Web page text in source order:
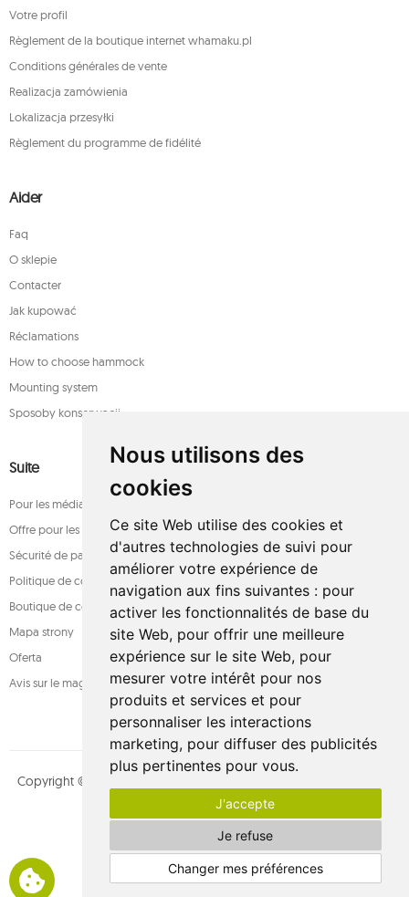
Nous utilisons des
cookies
Ce site Web utilise des cookies et
d'autres technologies de suivi pour
améliorer votre expérience de
navigation aux fins suivantes : pour
activer les fonctionnalités de base du
site Web, pour offrir une meilleure
expérience sur le site Web, pour
mesurer votre intérêt pour nos
produits et services et pour
personnaliser les interactions
marketing, pour diffuser des publicités
plus pertinentes pour vous.
J'accepte
Je refuse
Changer mes préférences
Votre profil
Règlement de la boutique internet whamaku.pl
Conditions générales de vente
Realizacja zamówienia
Lokalizacja przesyłki
Règlement du programme de fidélité
Aider
Faq
O sklepie
Contacter
Jak kupować
Réclamations
How to choose hammock
Mounting system
Sposoby konserwacji
Suite
Pour les médias
Offre pour les entreprises
Sécurité de paiement
Politique de confidentialité
Boutique de confiance
Mapa strony
Oferta
Avis sur le magasin
Copyright © whamaku.pl. Tous les droits sont réservés. Conçu par
MOUTON interactive